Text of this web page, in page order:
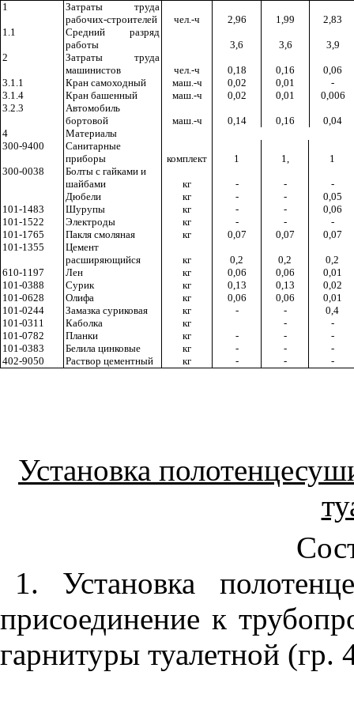
1
Затраты труда
рабочих-строителей
чел.-ч 2,96 1,99
2,83
1.1
Средний разряд
работы
3,6 3,6
3,9
2
Затраты труда
машинистов
чел.-ч 0,18 0,16
0,06
3.1.1
Кран самоходный маш.-ч 0,02 0,01
-
3.1.4
Кран башенный маш.-ч 0,02 0,01
0,006
3.2.3
Автомобиль
бортовой
маш.-ч 0,14 0,16
0,04
4
Материалы
300-9400
Санитарные
приборы
комплект 1 1,
1
300-0038
Болты с гайками и
шайбами
кг - -
-
Дюбели
кг - -
0,05
101-1483
Шурупы кг - -
0,06
101-1522
Электроды кг - -
-
101-1765
Пакля смоляная кг 0,07 0,07
0,07
101-1355
Цемент
расширяющийся
кг 0,2 0,2
0,2
610-1197
Лен кг 0,06 0,06
0,01
101-0388
Сурик кг 0,13 0,13
0,02
101-0628
Олифа кг 0,06 0,06
0,01
101-0244
Замазка суриковая кг - -
0,4
101-0311
Каболка кг -
-
101-0782
Планки кг - -
-
101-0383
Белила цинковые кг - -
-
402-9050
Раствор цементный кг - - -
Установка
1. Установка
присоединение к
гарнитуры туалетной (гр.